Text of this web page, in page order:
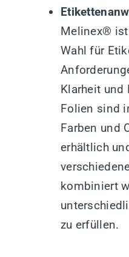
Melinex®
Wahl für
Klarheit und
Folien sind
Farben und
erhältlich
kombiniert
zu erfüllen.